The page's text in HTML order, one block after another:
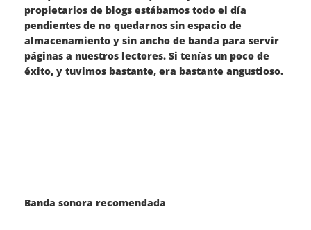
propietarios de blogs estábamos todo el día
pendientes de no quedarnos sin espacio de
almacenamiento y sin ancho de banda para servir
páginas a nuestros lectores. Si tenías un poco de
éxito, y tuvimos bastante, era bastante angustioso.
Banda sonora recomendada